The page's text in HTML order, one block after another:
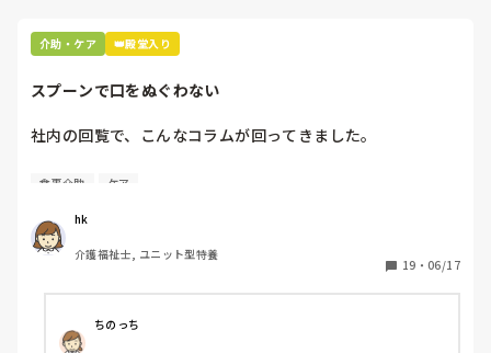
介助・ケア 👑殿堂入り
スプーンで口をぬぐわない
社内の回覧で、こんなコラムが回ってきました。
[スプーンで口をぬぐわない]
自分やっちゃってるなと思いました。
皆さんはどうですか⁇
食事介助 ケア
hk
介護福祉士, ユニット型特養
19 ・ 06/17
ちのっち